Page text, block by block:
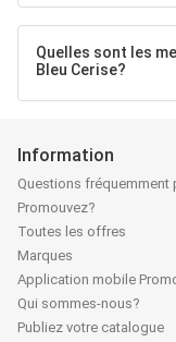
Quelles sont les
Bleu Cerise?
Information
Questions fréquemment
Promouvez?
Toutes les offres
Marques
Application mobile
Qui sommes-nous?
Publiez votre catalogue